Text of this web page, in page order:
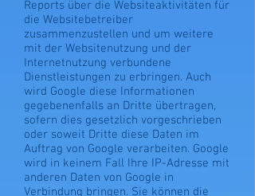
Reports über die Websiteaktivitäten für
die Websitebetreiber
zusammenzustellen und um weitere
mit der Websitenutzung und der
Internetnutzung verbundene
Dienstleistungen zu erbringen. Auch
wird Google diese Informationen
gegebenenfalls an Dritte übertragen,
sofern dies gesetzlich vorgeschrieben
oder soweit Dritte diese Daten im
Auftrag von Google verarbeiten. Google
wird in keinem Fall Ihre IP-Adresse mit
anderen Daten von Google in
Verbindung bringen. Sie können die